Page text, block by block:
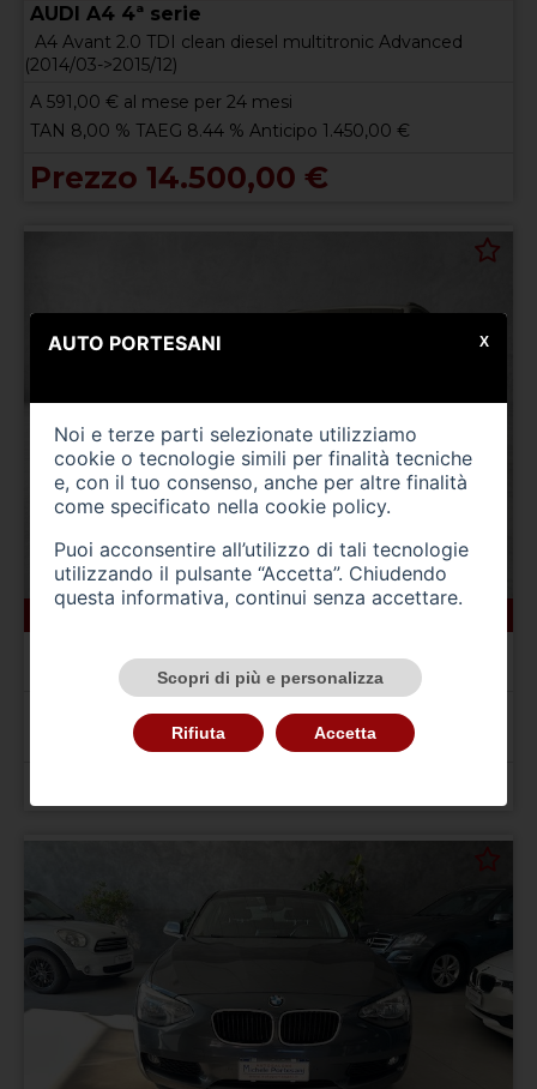
AUDI A4 4ª serie
A4 Avant 2.0 TDI clean diesel multitronic Advanced
(2014/03->2015/12)
A 591,00 € al mese per 24 mesi
TAN 8,00 % TAEG 8.44 % Anticipo 1.450,00 €
Prezzo 14.500,00 €
275500 km
A4 Avant 2.0 TDI 177CV mult. Business S LINE
€ al mese per 24 mesi
TAN 8,00 % TAEG 8.33 % Anticipo 840,00 €
AUTO PORTESANI
Noi e terze parti selezionate utilizziamo
cookie o tecnologie simili per finalità tecniche
e, con il tuo consenso, anche per altre finalità
come specificato nella cookie policy.
Puoi acconsentire all’utilizzo di tali tecnologie
utilizzando il pulsante “Accetta”. Chiudendo
questa informativa, continui senza accettare.
Scopri di più e personalizza
Rifiuta Accetta
X